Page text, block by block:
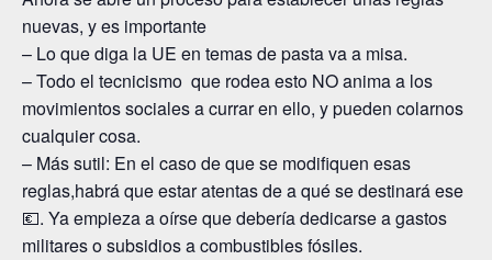
nuevas, y es importante
– Lo que diga la UE en temas de pasta va a misa.
– Todo el tecnicismo que rodea esto NO anima a los
movimientos sociales a currar en ello, y pueden colarnos
cualquier cosa.
– Más sutil: En el caso de que se modifiquen esas
reglas,habrá que estar atentas de a qué se destinará ese
💶. Ya empieza a oírse que debería dedicarse a gastos
militares o subsidios a combustibles fósiles.